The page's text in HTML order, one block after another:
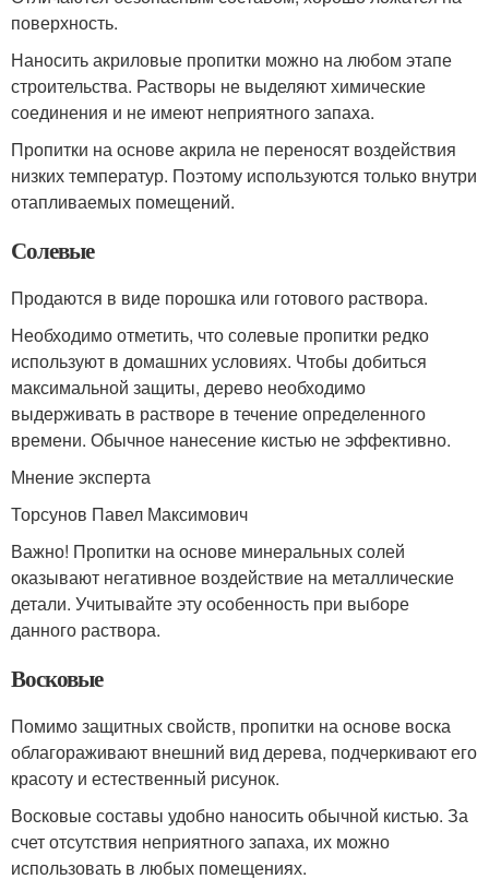
поверхность.
Наносить акриловые пропитки можно на любом этапе
строительства. Растворы не выделяют химические
соединения и не имеют неприятного запаха.
Пропитки на основе акрила не переносят воздействия
низких температур. Поэтому используются только внутри
отапливаемых помещений.
Солевые
Продаются в виде порошка или готового раствора.
Необходимо отметить, что солевые пропитки редко
используют в домашних условиях. Чтобы добиться
максимальной защиты, дерево необходимо
выдерживать в растворе в течение определенного
времени. Обычное нанесение кистью не эффективно.
Мнение эксперта
Торсунов Павел Максимович
Важно! Пропитки на основе минеральных солей
оказывают негативное воздействие на металлические
детали. Учитывайте эту особенность при выборе
данного раствора.
Восковые
Помимо защитных свойств, пропитки на основе воска
облагораживают внешний вид дерева, подчеркивают его
красоту и естественный рисунок.
Восковые составы удобно наносить обычной кистью. За
счет отсутствия неприятного запаха, их можно
использовать в любых помещениях.